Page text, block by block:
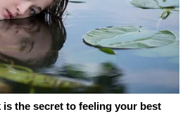
the secret to feeling your best